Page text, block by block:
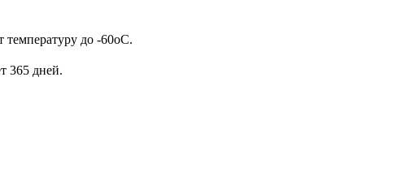
до -60oC.
365 дней.